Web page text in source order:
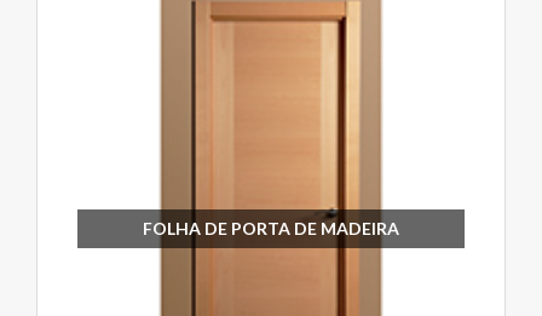
FOLHA DE PORTA DE MADEIRA